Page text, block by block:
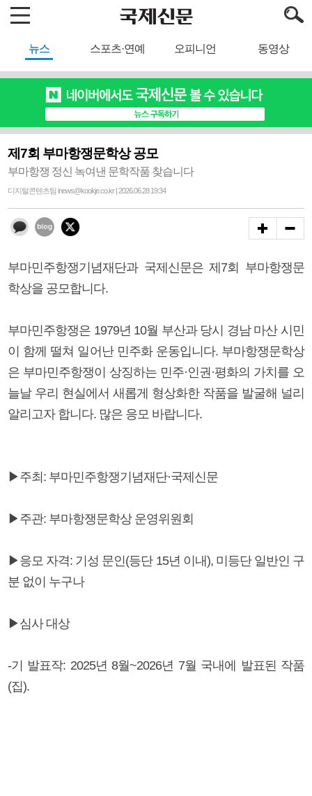
뉴스 스포츠·연예 오피니언 동영상
제7회 부마항쟁문학상 공모
부마항쟁 정신 녹여낸 문학작품 찾습니다
디지털콘텐츠팀 inews@kookje.co.kr | 2026.06.28 19:34
부마민주항쟁기념재단과 국제신문은 제7회 부마항쟁문
학상을 공모합니다.
부마민주항쟁은 1979년 10월 부산과 당시 경남 마산 시민
이 함께 떨쳐 일어난 민주화 운동입니다. 부마항쟁문학상
은 부마민주항쟁이 상징하는 민주·인권·평화의 가치를 오
늘날 우리 현실에서 새롭게 형상화한 작품을 발굴해 널리
알리고자 합니다. 많은 응모 바랍니다.
▶주최: 부마민주항쟁기념재단·국제신문
▶주관: 부마항쟁문학상 운영위원회
▶응모 자격: 기성 문인(등단 15년 이내), 미등단 일반인 구
분 없이 누구나
▶심사 대상
-기 발표작: 2025년 8월~2026년 7월 국내에 발표된 작품
(집).